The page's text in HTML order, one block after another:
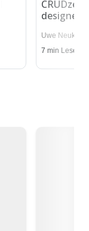
designed
Uwe Neukam
7 min